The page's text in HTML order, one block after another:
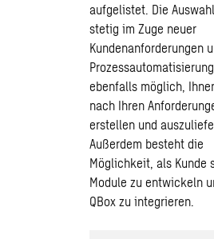
aufgelistet. Die
stetig im Zuge neuer
Kundenanforderungen
ebenfalls möglich,
nach Ihren
erstellen und
Außerdem besteht die
Möglichkeit, als Kunde
Module zu entwickeln
QBox zu integrieren.